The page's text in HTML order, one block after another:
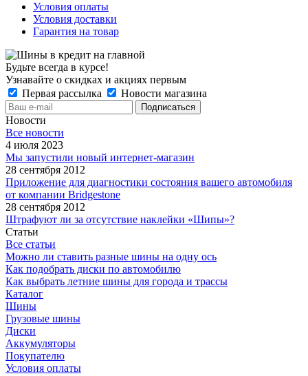
Условия оплаты
Условия доставки
Гарантия на товар
Будьте всегда в курсе!
Узнавайте о скидках и акциях первым
Первая рассылка
Новости магазина
Новости
Все новости
4 июля 2023
Мы запустили новый интернет-магазин
28 сентября 2012
Приложение для диагностики состояния вашего автомобиля
от компании Bridgestone
28 сентября 2012
Штрафуют ли за отсутствие наклейки «Шипы»?
Статьи
Все статьи
Можно ли ставить разные шины на одну ось
Как подобрать диски по автомобилю
Как выбрать летние шины для города и трассы
Каталог
Шины
Грузовые шины
Диски
Аккумуляторы
Покупателю
Условия оплаты